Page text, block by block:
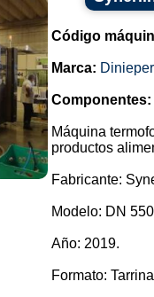
Código
Marca: Dinieper
Componentes:
Máquina
productos
Fabricante:
Modelo: DN
Año: 2019.
Formato: